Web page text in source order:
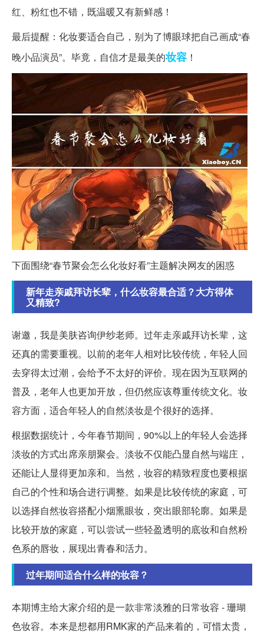
红、粉红也不错，既温暖又有新鲜感！
最后提醒：化妆要适合自己，别为了博眼球把自己画成“春
晚小品演员”。毕竟，自信才是最美的妆容 ！
下面围绕“春节聚会怎么化妆好看”主题解决网友的困惑
新年走亲戚拜访长辈，什么妆容最合适？大方得体
又精致?
谢邀，我是美肤咨询伊纱老师。过年走亲戚拜访长辈，这
还真的需要重视。以前的老年人相对比较传统，年轻人回
去穿得太过潮，会给予不太好的评价。现在因为互联网的
普及，老年人也更加开放，但仍然应该尊重传统文化。妆
容方面，适合年轻人的自然淡妆是个很好的选择。
根据数据统计，今年春节期间，90%以上的年轻人会选择
淡妆的方式出席亲朋聚会。淡妆不仅能凸显自然与端庄，
还能让人显得更加亲和。当然，妆容的精致程度也要根据
自己的个性和场合进行调整。如果是比较传统的家庭，可
以选择自然妆容搭配小烟熏眼妆，突出眼部轮廓。如果是
比较开放的家庭，可以尝试一些轻盈透明的底妆和自然粉
色系的唇妆，展现出青春和活力。
过年期间适合什么样的妆容？
本期博主给大家介绍的是一款非常淡雅的日常妆容 - 珊瑚
色妆容。本来是想都用RMK家的产品来着的，可惜太贵，